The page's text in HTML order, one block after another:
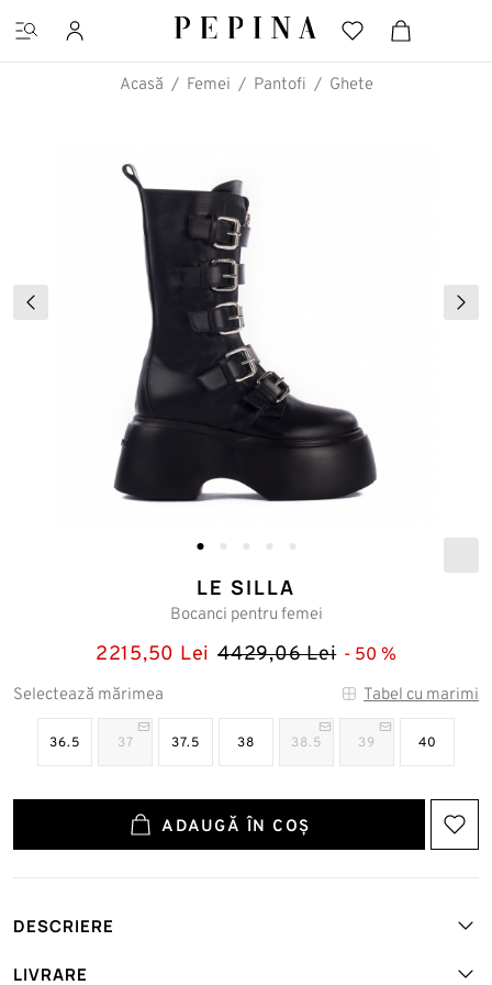
CĂUTĂRI FAVORITE
Pantofi cu platformă
Acasă Femei Pantofi Ghete
LE SILLA
Bocanci pentru femei
2215,50 Lei 4429,06 Lei 50
Selectează mărimea Tabel cu marimi
36.5 37 37.5 38 38.5 39 40
ADAUGĂ ÎN COȘ
DESCRIERE
Art. №: LESI-6450A020NKOJ-F-SHO-NERO
LIVRARE